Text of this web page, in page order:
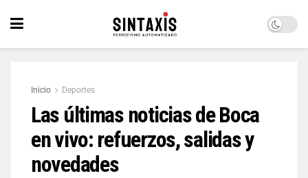
Inicio Deportes
Las últimas noticias de Boca
en vivo: refuerzos, salidas y
novedades